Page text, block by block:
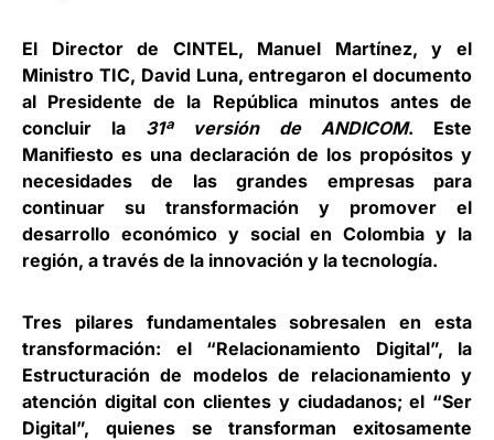
El Director de CINTEL, Manuel Martínez, y el
Ministro TIC, David Luna, entregaron el documento
al Presidente de la República minutos antes de
concluir la 31ª versión de ANDICOM. Este
Manifiesto es una declaración de los propósitos y
necesidades de las grandes empresas para
continuar su transformación y promover el
desarrollo económico y social en Colombia y la
región, a través de la innovación y la tecnología.
Tres pilares fundamentales sobresalen en esta
transformación: el “Relacionamiento Digital”, la
Estructuración de modelos de relacionamiento y
atención digital con clientes y ciudadanos; el “Ser
Digital”, quienes se transforman exitosamente